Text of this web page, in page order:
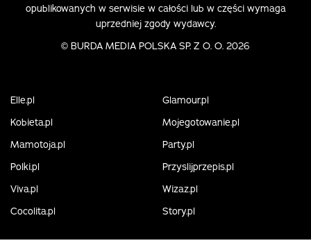
opublikowanych w serwisie w całości lub w części wymaga
uprzedniej zgody wydawcy.
© BURDA MEDIA POLSKA SP. Z O. O. 2026
Elle.pl
Glamour.pl
Kobieta.pl
Mojegotowanie.pl
Mamotoja.pl
Party.pl
Polki.pl
Przyslijprzepis.pl
Viva.pl
Wizaz.pl
Cocolita.pl
Story.pl